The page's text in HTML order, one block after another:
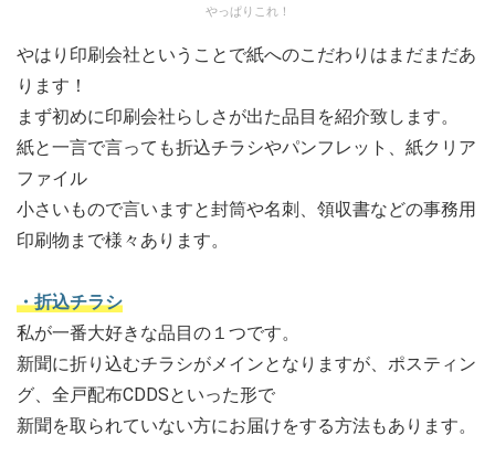
やっぱりこれ！
やはり印刷会社ということで紙へのこだわりはまだまだあ
ります！
まず初めに印刷会社らしさが出た品目を紹介致します。
紙と一言で言っても折込チラシやパンフレット、紙クリア
ファイル
小さいもので言いますと封筒や名刺、領収書などの事務用
印刷物まで様々あります。
・折込チラシ
私が一番大好きな品目の１つです。
新聞に折り込むチラシがメインとなりますが、ポスティン
グ、全戸配布CDDSといった形で
新聞を取られていない方にお届けをする方法もあります。